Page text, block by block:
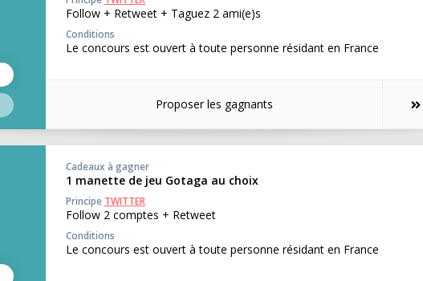
Follow + Retweet + Taguez 2 ami(e)s
Conditions
Le concours est ouvert à toute personne résidant en France
Proposer les gagnants
Cadeaux à gagner
1 manette de jeu Gotaga au choix
Principe TWITTER
Follow 2 comptes + Retweet
Conditions
Le concours est ouvert à toute personne résidant en France